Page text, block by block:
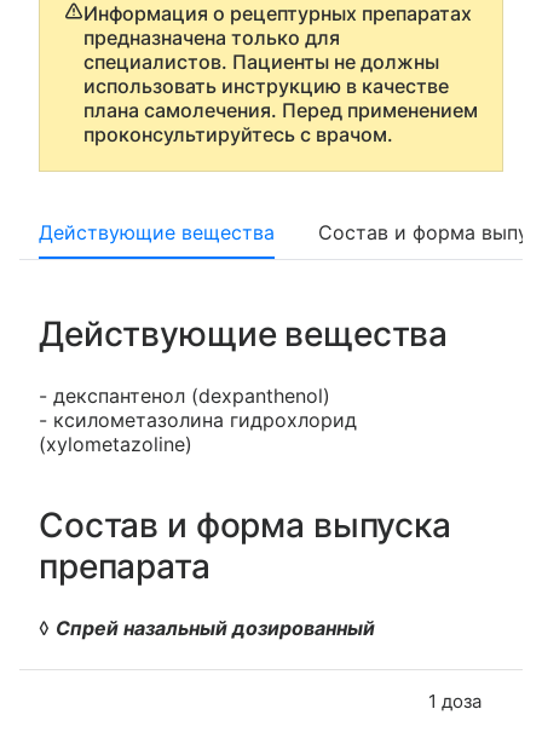
Информация о рецептурных препаратах
предназначена только для
специалистов. Пациенты не должны
использовать инструкцию в качестве
плана самолечения. Перед применением
проконсультируйтесь с врачом.
Действующие вещества Состав и форма
Действующие вещества
- декспантенол (dexpanthenol)
- ксилометазолина гидрохлорид
(xylometazoline)
Состав и форма выпуска
препарата
◊ Спрей назальный дозированный
1 доза